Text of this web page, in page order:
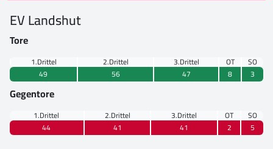
EV Landshut
Tore
1.Drittel 2.Drittel 3.Drittel OT
SO
49
56 47 8 3
Gegentore
1.Drittel 2.Drittel 3.Drittel OT
SO
44
41 41 2 5